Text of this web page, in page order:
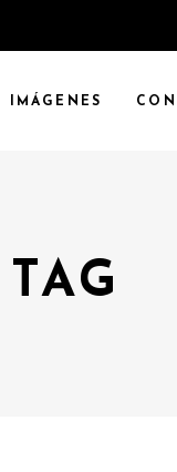
IMÁGENES